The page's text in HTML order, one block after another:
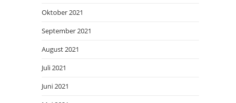
Oktober 2021
September 2021
August 2021
Juli 2021
Juni 2021